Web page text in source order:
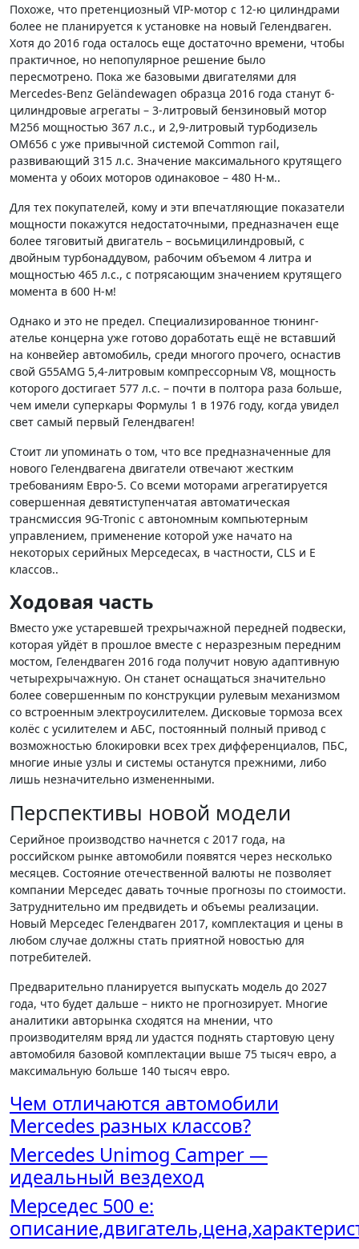
Похоже, что претенциозный VIP-мотор с 12-ю цилиндрами
более не планируется к установке на новый Гелендваген.
Хотя до 2016 года осталось еще достаточно времени, чтобы
практичное, но непопулярное решение было
пересмотрено. Пока же базовыми двигателями для
Mercedes-Benz Geländewagen образца 2016 года станут 6-
цилиндровые агрегаты – 3-литровый бензиновый мотор
M256 мощностью 367 л.с., и 2,9-литровый турбодизель
ОМ656 с уже привычной системой Common rail,
развивающий 315 л.с. Значение максимального крутящего
момента у обоих моторов одинаковое – 480 Н-м..
Для тех покупателей, кому и эти впечатляющие показатели
мощности покажутся недостаточными, предназначен еще
более тяговитый двигатель – восьмицилиндровый, с
двойным турбонаддувом, рабочим объемом 4 литра и
мощностью 465 л.с., с потрясающим значением крутящего
момента в 600 Н-м!
Однако и это не предел. Специализированное тюнинг-
ателье концерна уже готово доработать ещё не вставший
на конвейер автомобиль, среди многого прочего, оснастив
свой G55AMG 5,4-литровым компрессорным V8, мощность
которого достигает 577 л.с. – почти в полтора раза больше,
чем имели суперкары Формулы 1 в 1976 году, когда увидел
свет самый первый Гелендваген!
Стоит ли упоминать о том, что все предназначенные для
нового Гелендвагена двигатели отвечают жестким
требованиям Евро-5. Со всеми моторами агрегатируется
совершенная девятиступенчатая автоматическая
трансмиссия 9G-Tronic с автономным компьютерным
управлением, применение которой уже начато на
некоторых серийных Мерседесах, в частности, CLS и Е
классов..
Ходовая часть
Вместо уже устаревшей трехрычажной передней подвески,
которая уйдёт в прошлое вместе с неразрезным передним
мостом, Гелендваген 2016 года получит новую адаптивную
четырехрычажную. Он станет оснащаться значительно
более совершенным по конструкции рулевым механизмом
со встроенным электроусилителем. Дисковые тормоза всех
колёс с усилителем и АБС, постоянный полный привод с
возможностью блокировки всех трех дифференциалов, ПБС,
многие иные узлы и системы останутся прежними, либо
лишь незначительно измененными.
Перспективы новой модели
Серийное производство начнется с 2017 года, на
российском рынке автомобили появятся через несколько
месяцев. Состояние отечественной валюты не позволяет
компании Мерседес давать точные прогнозы по стоимости.
Затруднительно им предвидеть и объемы реализации.
Новый Мерседес Гелендваген 2017, комплектация и цены в
любом случае должны стать приятной новостью для
потребителей.
Предварительно планируется выпускать модель до 2027
года, что будет дальше – никто не прогнозирует. Многие
аналитики авторынка сходятся на мнении, что
производителям вряд ли удастся поднять стартовую цену
автомобиля базовой комплектации выше 75 тысяч евро, а
максимальную больше 140 тысяч евро.
Чем отличаются автомобили
Mercedes разных классов?
Mercedes Unimog Camper —
идеальный вездеход
Мерседес 500 e: